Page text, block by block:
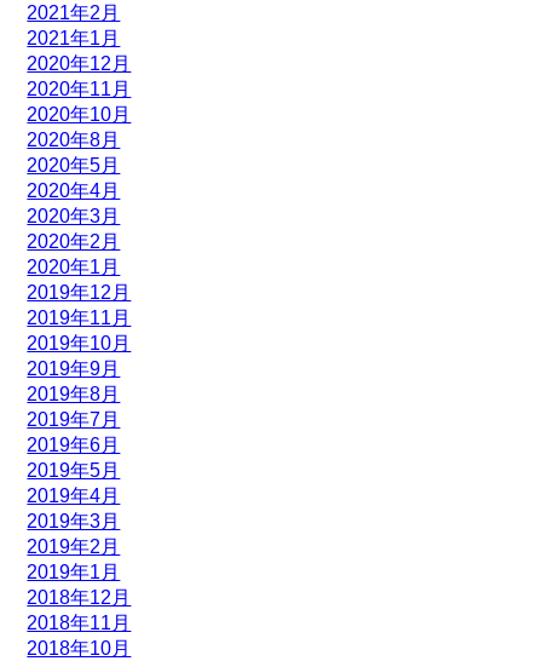
2021年2月
2021年1月
2020年12月
2020年11月
2020年10月
2020年8月
2020年5月
2020年4月
2020年3月
2020年2月
2020年1月
2019年12月
2019年11月
2019年10月
2019年9月
2019年8月
2019年7月
2019年6月
2019年5月
2019年4月
2019年3月
2019年2月
2019年1月
2018年12月
2018年11月
2018年10月